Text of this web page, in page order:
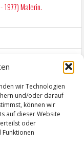
wir Technologien
und/oder darauf
können wir
auf dieser Website
oder
1977) Malerin.